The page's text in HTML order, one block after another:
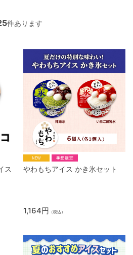
件あります
ス
やわもちアイス かき氷セット
1,164円 （税込）